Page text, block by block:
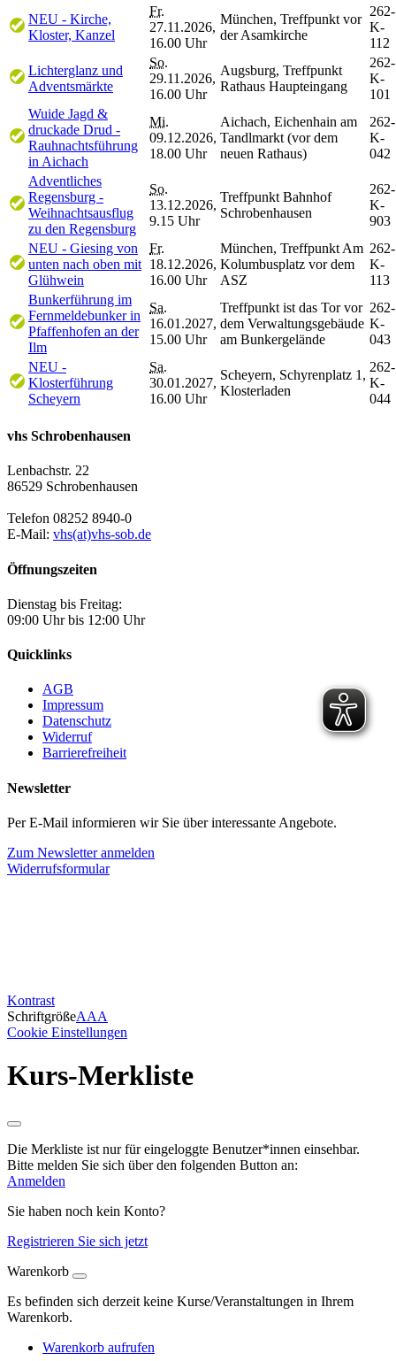
NEU - Kirche,
Kloster, Kanzel
Fr.
27.11.2026,
16.00 Uhr
München, Treffpunkt vor
der Asamkirche
262-
K-
112
Lichterglanz und
Adventsmärkte
So.
29.11.2026,
16.00 Uhr
Augsburg, Treffpunkt
Rathaus Haupteingang
262-
K-
101
Wuide Jagd &
druckade Drud -
Rauhnachtsführung
in Aichach
Mi.
09.12.2026,
18.00 Uhr
Aichach, Eichenhain am
Tandlmarkt (vor dem
neuen Rathaus)
262-
K-
042
Adventliches
Regensburg -
Weihnachtsausflug
zu den Regensburg
So.
13.12.2026,
9.15 Uhr
Treffpunkt Bahnhof
Schrobenhausen
262-
K-
903
NEU - Giesing von
unten nach oben mit
Glühwein
Fr.
18.12.2026,
16.00 Uhr
München, Treffpunkt Am
Kolumbusplatz vor dem
ASZ
262-
K-
113
Bunkerführung im
Fernmeldebunker in
Pfaffenhofen an der
Ilm
Sa.
16.01.2027,
15.00 Uhr
Treffpunkt ist das Tor vor
dem Verwaltungsgebäude
am Bunkergelände
262-
K-
043
NEU -
Klosterführung
Scheyern
Sa.
30.01.2027,
16.00 Uhr
Scheyern, Schyrenplatz 1,
Klosterladen
262-
K-
044
vhs Schrobenhausen
Lenbachstr. 22
86529 Schrobenhausen
Telefon 08252 8940-0
E-Mail: vhs(at)vhs-sob.de
Öffnungszeiten
Dienstag bis Freitag:
09:00 Uhr bis 12:00 Uhr
Quicklinks
AGB
Impressum
Datenschutz
Widerruf
Barrierefreiheit
Newsletter
Per E-Mail informieren wir Sie über interessante Angebote.
Zum Newsletter anmelden
Widerrufsformular
Kontrast
SchriftgrößeAAA
Cookie Einstellungen
Kurs-Merkliste
Die Merkliste ist nur für eingeloggte Benutzer*innen einsehbar.
Bitte melden Sie sich über den folgenden Button an:
Anmelden
Sie haben noch kein Konto?
Registrieren Sie sich jetzt
Warenkorb
Es befinden sich derzeit keine Kurse/Veranstaltungen in Ihrem
Warenkorb.
Warenkorb aufrufen